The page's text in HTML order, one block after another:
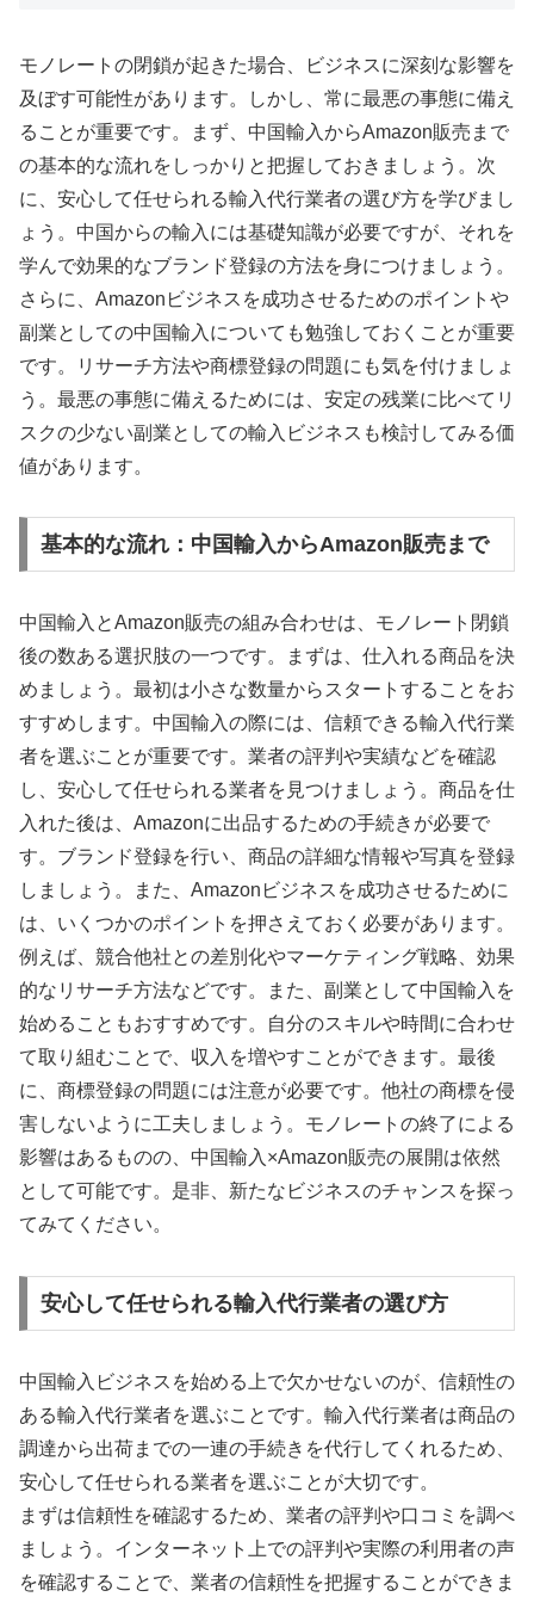
モノレートの閉鎖が起きた場合、ビジネスに深刻な影響を
及ぼす可能性があります。しかし、常に最悪の事態に備え
ることが重要です。まず、中国輸入からAmazon販売まで
の基本的な流れをしっかりと把握しておきましょう。次
に、安心して任せられる輸入代行業者の選び方を学びまし
ょう。中国からの輸入には基礎知識が必要ですが、それを
学んで効果的なブランド登録の方法を身につけましょう。
さらに、Amazonビジネスを成功させるためのポイントや
副業としての中国輸入についても勉強しておくことが重要
です。リサーチ方法や商標登録の問題にも気を付けましょ
う。最悪の事態に備えるためには、安定の残業に比べてリ
スクの少ない副業としての輸入ビジネスも検討してみる価
値があります。
基本的な流れ：中国輸入からAmazon販売まで
中国輸入とAmazon販売の組み合わせは、モノレート閉鎖
後の数ある選択肢の一つです。まずは、仕入れる商品を決
めましょう。最初は小さな数量からスタートすることをお
すすめします。中国輸入の際には、信頼できる輸入代行業
者を選ぶことが重要です。業者の評判や実績などを確認
し、安心して任せられる業者を見つけましょう。商品を仕
入れた後は、Amazonに出品するための手続きが必要で
す。ブランド登録を行い、商品の詳細な情報や写真を登録
しましょう。また、Amazonビジネスを成功させるために
は、いくつかのポイントを押さえておく必要があります。
例えば、競合他社との差別化やマーケティング戦略、効果
的なリサーチ方法などです。また、副業として中国輸入を
始めることもおすすめです。自分のスキルや時間に合わせ
て取り組むことで、収入を増やすことができます。最後
に、商標登録の問題には注意が必要です。他社の商標を侵
害しないように工夫しましょう。モノレートの終了による
影響はあるものの、中国輸入×Amazon販売の展開は依然
として可能です。是非、新たなビジネスのチャンスを探っ
てみてください。
安心して任せられる輸入代行業者の選び方
中国輸入ビジネスを始める上で欠かせないのが、信頼性の
ある輸入代行業者を選ぶことです。輸入代行業者は商品の
調達から出荷までの一連の手続きを代行してくれるため、
安心して任せられる業者を選ぶことが大切です。
まずは信頼性を確認するため、業者の評判や口コミを調べ
ましょう。インターネット上での評判や実際の利用者の声
を確認することで、業者の信頼性を把握することができま